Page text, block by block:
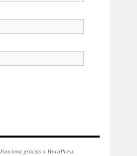
Funciona gracias a WordPress.